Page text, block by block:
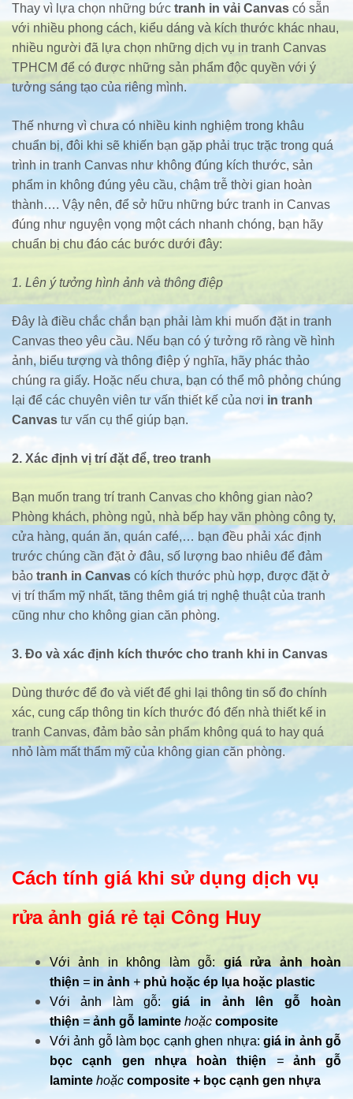
Thay vì lựa chọn những bức tranh in vải Canvas có sẵn
với nhiều phong cách, kiểu dáng và kích thước khác nhau,
nhiều người đã lựa chọn những dịch vụ in tranh Canvas
TPHCM để có được những sản phẩm độc quyền với ý
tưởng sáng tạo của riêng mình.
Thế nhưng vì chưa có nhiều kinh nghiệm trong khâu
chuẩn bị, đôi khi sẽ khiến bạn gặp phải trục trặc trong quá
trình in tranh Canvas như không đúng kích thước, sản
phẩm in không đúng yêu cầu, chậm trễ thời gian hoàn
thành…. Vậy nên, để sở hữu những bức tranh in Canvas
đúng như nguyện vọng một cách nhanh chóng, bạn hãy
chuẩn bị chu đáo các bước dưới đây:
1. Lên ý tưởng hình ảnh và thông điệp
Đây là điều chắc chắn bạn phải làm khi muốn đặt in tranh
Canvas theo yêu cầu. Nếu bạn có ý tưởng rõ ràng về hình
ảnh, biểu tượng và thông điệp ý nghĩa, hãy phác thảo
chúng ra giấy. Hoặc nếu chưa, bạn có thể mô phỏng chúng
lại để các chuyên viên tư vấn thiết kế của nơi in tranh
Canvas tư vấn cụ thể giúp bạn.
2. Xác định vị trí đặt để, treo tranh
Bạn muốn trang trí tranh Canvas cho không gian nào?
Phòng khách, phòng ngủ, nhà bếp hay văn phòng công ty,
cửa hàng, quán ăn, quán café,… bạn đều phải xác định
trước chúng cần đặt ở đâu, số lượng bao nhiêu để đảm
bảo tranh in Canvas có kích thước phù hợp, được đặt ở
vị trí thẩm mỹ nhất, tăng thêm giá trị nghệ thuật của tranh
cũng như cho không gian căn phòng.
3. Đo và xác định kích thước cho tranh khi in Canvas
Dùng thước để đo và viết để ghi lại thông tin số đo chính
xác, cung cấp thông tin kích thước đó đến nhà thiết kế in
tranh Canvas, đảm bảo sản phẩm không quá to hay quá
nhỏ làm mất thẩm mỹ của không gian căn phòng.
Cách tính giá khi sử dụng dịch vụ
rửa ảnh giá rẻ tại Công Huy
Với ảnh in không làm gỗ: giá rửa ảnh hoàn
thiện = in ảnh + phủ hoặc ép lụa hoặc plastic
Với ảnh làm gỗ: giá in ảnh lên gỗ hoàn
thiện= ảnh gỗ lamintehoặc composite
Với ảnh gỗ làm bọc cạnh ghen nhựa: giá in ảnh gỗ
bọc cạnh gen nhựa hoàn thiện =ảnh gỗ
laminte hoặc composite + bọc cạnh gen nhựa